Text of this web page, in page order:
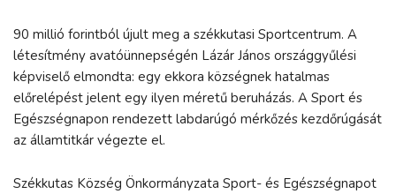
90 millió forintból újult meg a székkutasi Sportcentrum. A
létesítmény avatóünnepségén Lázár János országgyűlési
képviselő elmondta: egy ekkora községnek hatalmas
előrelépést jelent egy ilyen méretű beruházás. A Sport és
Egészségnapon rendezett labdarúgó mérkőzés kezdőrúgását
az államtitkár végezte el.
Székkutas Község Önkormányzata Sport- és Egészségnapot